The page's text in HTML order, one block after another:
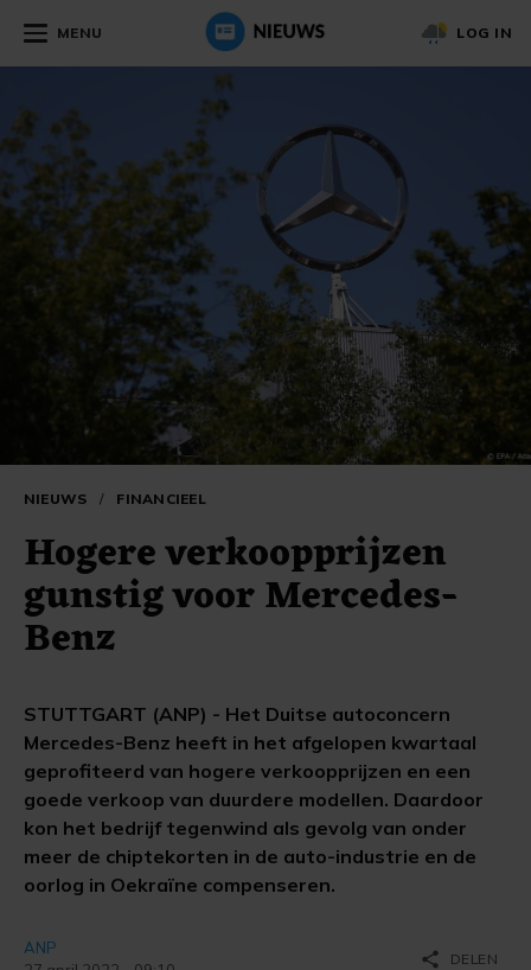
MENU LOG IN
NIEUWS / FINANCIEEL
Hogere verkoopprijzen
gunstig voor Mercedes-
Benz
STUTTGART (ANP) - Het Duitse autoconcern
Mercedes-Benz heeft in het afgelopen kwartaal
geprofiteerd van hogere verkoopprijzen en een
goede verkoop van duurdere modellen. Daardoor
kon het bedrijf tegenwind als gevolg van onder
meer de chiptekorten in de auto-industrie en de
oorlog in Oekraïne compenseren.
ANP
share DELEN